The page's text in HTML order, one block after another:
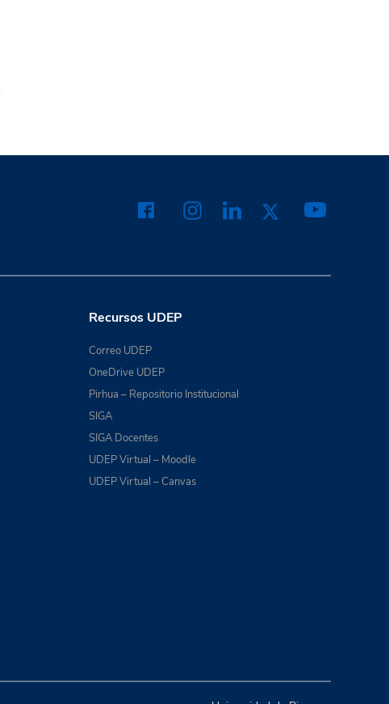
Recursos UDEP
Correo UDEP
OneDrive UDEP
Pirhua – Repositorio Institucional
SIGA
SIGA Docentes
UDEP Virtual – Moodle
UDEP Virtual – Canvas